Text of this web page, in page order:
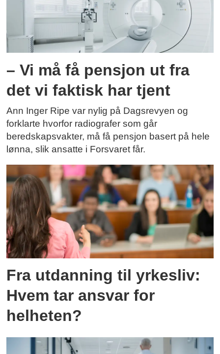
– Vi må få pensjon ut fra
det vi faktisk har tjent
Ann Inger Ripe var nylig på Dagsrevyen og
forklarte hvorfor radiografer som går
beredskapsvakter, må få pensjon basert på hele
lønna, slik ansatte i Forsvaret får.
Fra utdanning til yrkesliv:
Hvem tar ansvar for
helheten?